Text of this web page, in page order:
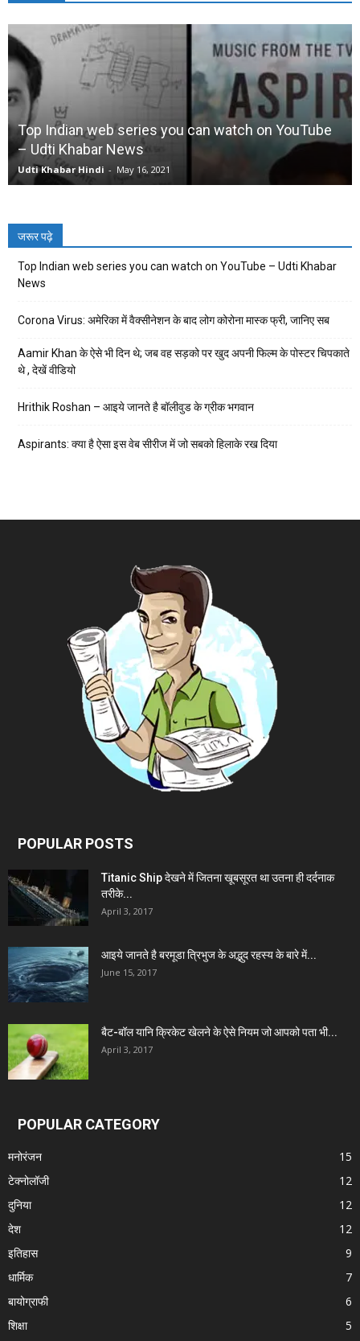
Top Indian web series you can watch on YouTube
– Udti Khabar News
Udti Khabar Hindi - May 16, 2021
जरूर पढ़े
Top Indian web series you can watch on YouTube – Udti Khabar
News
Corona Virus: अमेरिका में वैक्सीनेशन के बाद लोग कोरोना मास्क फ्री, जानिए सब
Aamir Khan के ऐसे भी दिन थे; जब वह सड़को पर खुद अपनी फिल्म के पोस्टर चिपकाते
थे , देखें वीडियो
Hrithik Roshan – आइये जानते है बॉलीवुड के ग्रीक भगवान
Aspirants: क्या है ऐसा इस वेब सीरीज में जो सबको हिलाके रख दिया
POPULAR POSTS
Titanic Ship देखने में जितना खूबसूरत था उतना ही दर्दनाक
तरीके...
April 3, 2017
आइये जानते है बरमूडा त्रिभुज के अद्भुद रहस्य के बारे में...
June 15, 2017
बैट-बॉल यानि क्रिकेट खेलने के ऐसे नियम जो आपको पता भी...
April 3, 2017
POPULAR CATEGORY
मनोरंजन
15
टेक्नोलॉजी
12
दुनिया
12
देश
12
इतिहास
9
धार्मिक
7
बायोग्राफी
6
शिक्षा
5